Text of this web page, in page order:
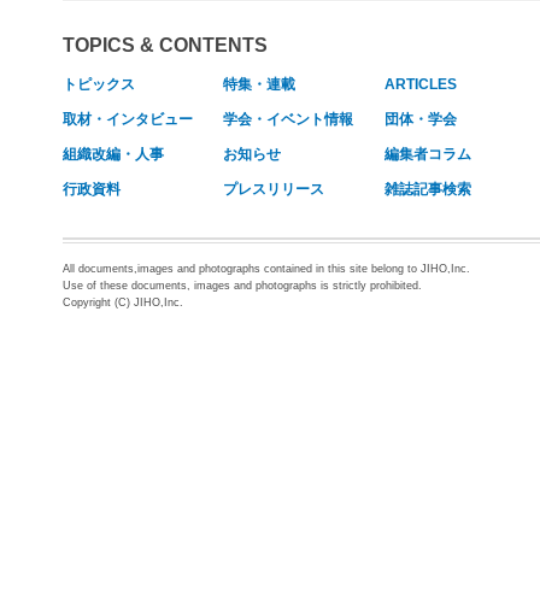
TOPICS & CONTENTS
トピックス 特集・連載 ARTICLES
取材・インタビュー 学会・イベント情報 団体・学会
組織改編・人事 お知らせ 編集者コラム
行政資料 プレスリリース 雑誌記事検索
All documents,images and photographs contained in this site belong to JIHO,Inc.
Use of these documents, images and photographs is strictly prohibited.
Copyright (C) JIHO,Inc.